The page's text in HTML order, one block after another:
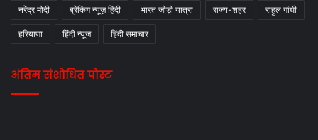
नरेंद्र मोदी ब्रेकिंग न्यूज़ हिंदी भारत जोड़ो यात्रा राज्य-शहर राहुल गांधी
हरियाणा हिंदी न्यूज हिंदी समाचार
अंतिम संशोधित पोस्ट